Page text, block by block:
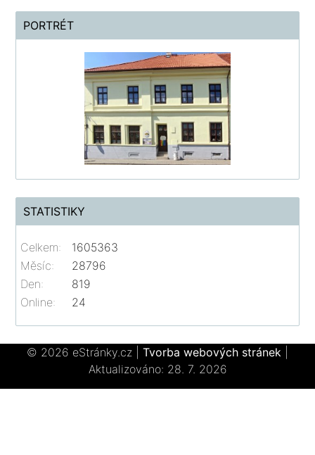
PORTRÉT
STATISTIKY
Online: 24
Celkem:
1605363
Měsíc:
28796
Den:
819
© 2026 eStránky.cz Tvorba webových stránek
Aktualizováno: 28. 7. 2026